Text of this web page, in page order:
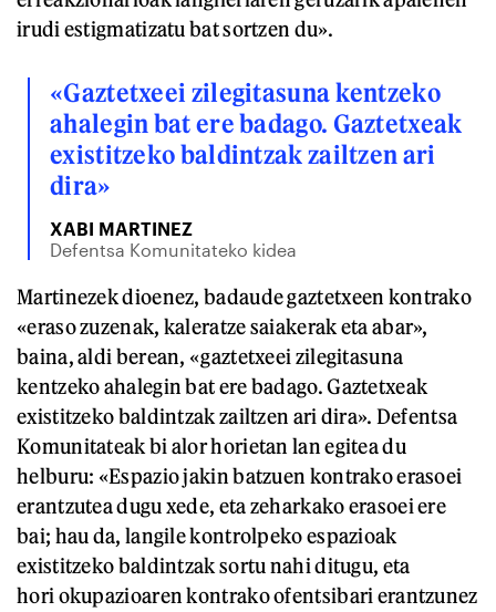
irudi estigmatizatu bat sortzen du».
«Gaztetxeei zilegitasuna kentzeko
ahalegin bat ere badago. Gaztetxeak
existitzeko baldintzak zailtzen ari
dira»
XABI MARTINEZ
Defentsa Komunitateko kidea
Martinezek dioenez, badaude gaztetxeen kontrako
«eraso zuzenak, kaleratze saiakerak eta abar»,
baina, aldi berean, «gaztetxeei zilegitasuna
kentzeko ahalegin bat ere badago. Gaztetxeak
existitzeko baldintzak zailtzen ari dira». Defentsa
Komunitateak bi alor horietan lan egitea du
helburu: «Espazio jakin batzuen kontrako erasoei
erantzutea dugu xede, eta zeharkako erasoei ere
bai; hau da, langile kontrolpeko espazioak
existitzeko baldintzak sortu nahi ditugu, eta
hori okupazioaren kontrako ofentsibari erantzunez